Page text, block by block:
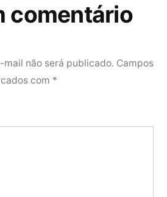
comentário
mail não será publicado. Campos
com *